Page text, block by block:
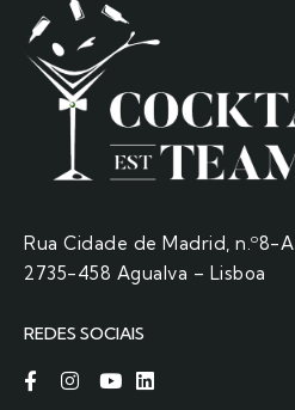
Rua Cidade de Madrid, n.º8-A
2735-458 Agualva – Lisboa
REDES SOCIAIS